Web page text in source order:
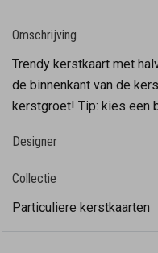
Omschrijving
Trendy kerstkaart met
de binnenkant van de
kerstgroet! Tip: kies een
Designer
Collectie
Particuliere kerstkaarten